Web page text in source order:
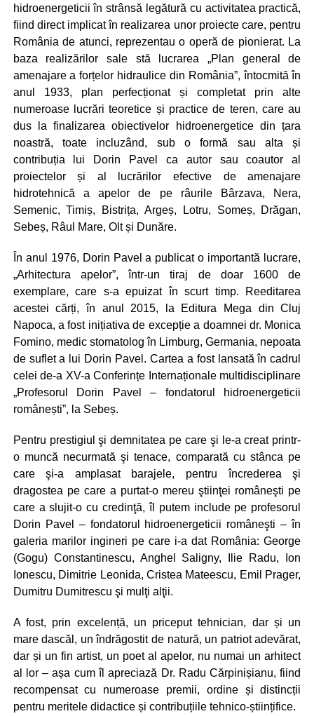
hidroenergeticii în strânsă legătură cu activitatea practică,
fiind direct implicat în realizarea unor proiecte care, pentru
România de atunci, reprezentau o operă de pionierat. La
baza realizărilor sale stă lucrarea „Plan general de
amenajare a forțelor hidraulice din România”, întocmită în
anul 1933, plan perfecționat și completat prin alte
numeroase lucrări teoretice și practice de teren, care au
dus la finalizarea obiectivelor hidroenergetice din țara
noastră, toate incluzând, sub o formă sau alta și
contribuția lui Dorin Pavel ca autor sau coautor al
proiectelor și al lucrărilor efective de amenajare
hidrotehnică a apelor de pe râurile Bârzava, Nera,
Semenic, Timiș, Bistrița, Argeș, Lotru, Someș, Drăgan,
Sebeș, Râul Mare, Olt și Dunăre.
În anul 1976, Dorin Pavel a publicat o importantă lucrare,
„Arhitectura apelor”, într-un tiraj de doar 1600 de
exemplare, care s-a epuizat în scurt timp. Reeditarea
acestei cărți, în anul 2015, la Editura Mega din Cluj
Napoca, a fost inițiativa de excepție a doamnei dr. Monica
Fomino, medic stomatolog în Limburg, Germania, nepoata
de suflet a lui Dorin Pavel. Cartea a fost lansată în cadrul
celei de-a XV-a Conferințe Internaționale multidisciplinare
„Profesorul Dorin Pavel – fondatorul hidroenergeticii
românești”, la Sebeș.
Pentru prestigiul şi demnitatea pe care şi le-a creat printr-
o muncă necurmată şi tenace, comparată cu stânca pe
care şi-a amplasat barajele, pentru încrederea şi
dragostea pe care a purtat-o mereu ştiinţei româneşti pe
care a slujit-o cu credinţă, îl putem include pe profesorul
Dorin Pavel – fondatorul hidroenergeticii româneşti – în
galeria marilor ingineri pe care i-a dat România: George
(Gogu) Constantinescu, Anghel Saligny, Ilie Radu, Ion
Ionescu, Dimitrie Leonida, Cristea Mateescu, Emil Prager,
Dumitru Dumitrescu şi mulţi alţii.
A fost, prin excelență, un priceput tehnician, dar și un
mare dascăl, un îndrăgostit de natură, un patriot adevărat,
dar și un fin artist, un poet al apelor, nu numai un arhitect
al lor – așa cum îl apreciază Dr. Radu Cărpinișianu, fiind
recompensat cu numeroase premii, ordine și distincții
pentru meritele didactice și contribuțiile tehnico-științifice.